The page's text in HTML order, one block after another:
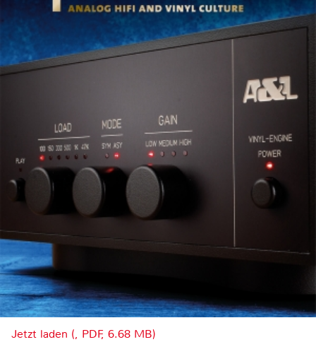
Jetzt laden (, PDF, 6.68 MB)